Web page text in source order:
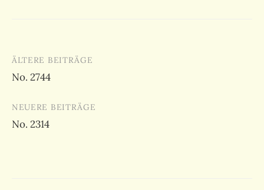
Beitragsnavigation
ÄLTERE BEITRÄGE
No. 2744
NEUERE BEITRÄGE
No. 2314